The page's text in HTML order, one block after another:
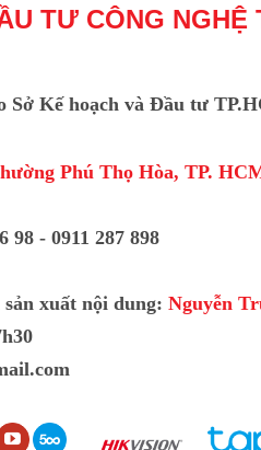
TƯ CÔNG NGHỆ
Kế hoạch và Đầu tư
Phú Thọ Hòa, TP.
98 - 0911 287 898
xuất nội dung: Nguyễn